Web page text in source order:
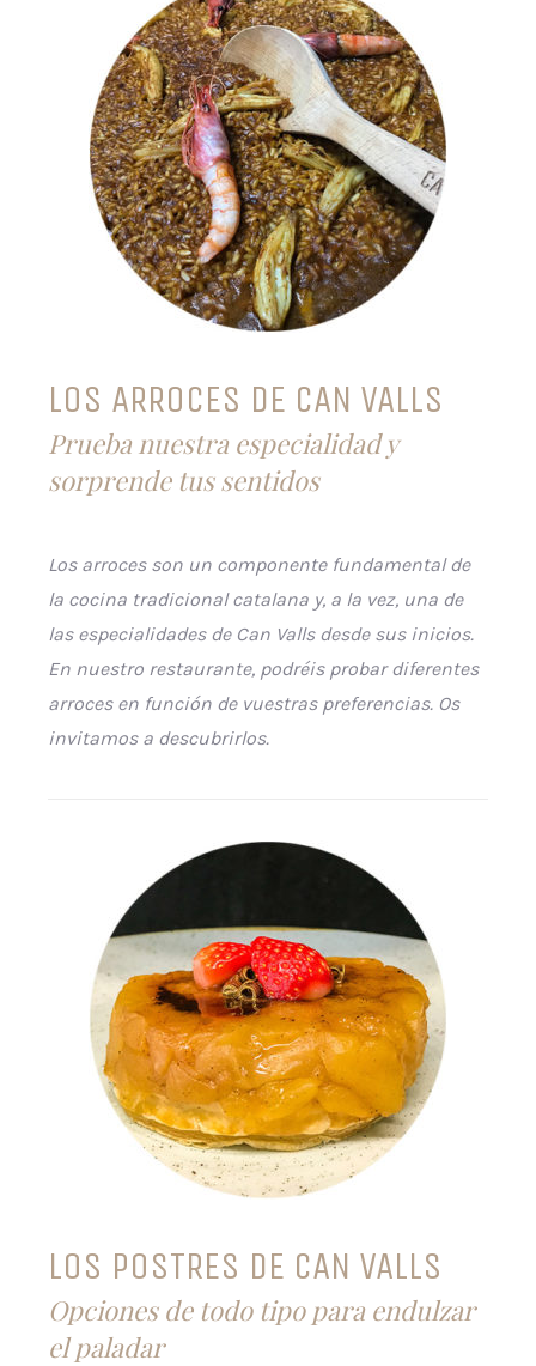
LOS ARROCES DE CAN VALLS
Prueba nuestra especialidad y
sorprende tus sentidos
Los arroces son un componente fundamental de
la cocina tradicional catalana y, a la vez, una de
las especialidades de Can Valls desde sus inicios.
En nuestro restaurante, podréis probar diferentes
arroces en función de vuestras preferencias. Os
invitamos a descubrirlos.
LOS POSTRES DE CAN VALLS
Opciones de todo tipo para endulzar
el paladar